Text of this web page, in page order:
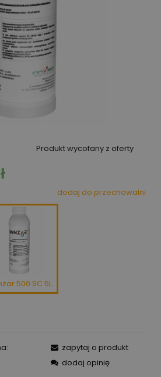
Produkt wycofany z oferty
500 SC 5L
dodaj do przechowalni
zapytaj o produkt
dodaj opinię